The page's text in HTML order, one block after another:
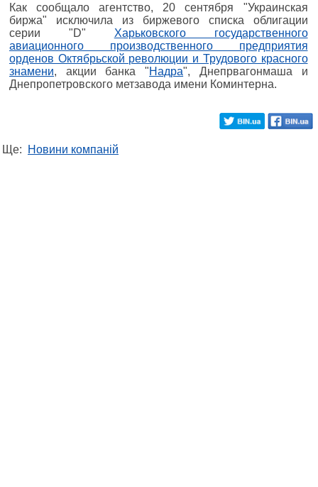
Как сообщало агентство, 20 сентября "Украинская
биржа" исключила из биржевого списка облигации
серии "D" Харьковского государственного
авиационного производственного предприятия
орденов Октябрьской революции и Трудового красного
знамени, акции банка "Надра", Днепрвагонмаша и
Днепропетровского метзавода имени Коминтерна.
Ще: Новини компаній